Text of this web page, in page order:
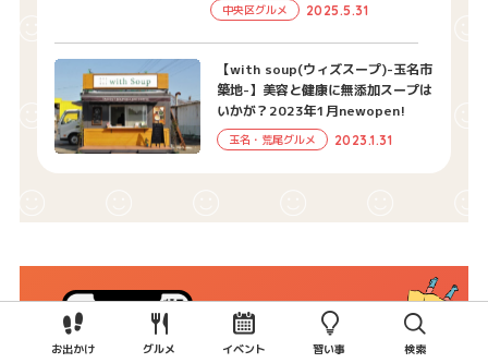
中央区グルメ 2025.5.31
【with soup(ウィズスープ)-玉名市
築地-】美容と健康に無添加スープは
いかが？2023年1月newopen!
玉名・荒尾グルメ 2023.1.31
Instagramで
お出かけ グルメ イベント 習い事 検索